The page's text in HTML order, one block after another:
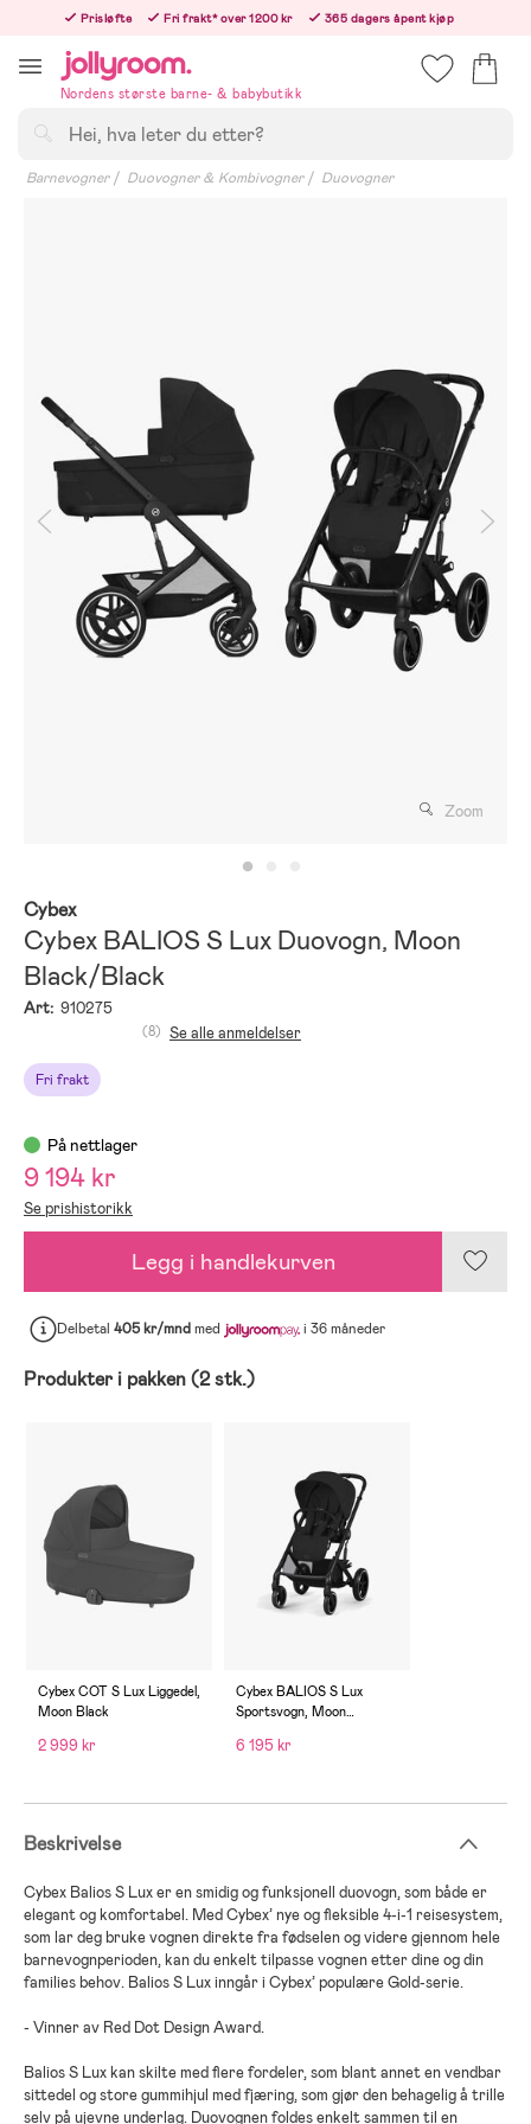
innehållet
Prisløfte Fri frakt* over 1200 kr
365 dagers åpent kjøp
Nordens største barne- & babybutikk
Barnevogner Duovogner & Kombivogner Duovogner
Zoom
Cybex
Cybex BALIOS S Lux Duovogn, Moon
Black/Black
Art: 910275
Fri frakt
(8) Se alle anmeldelser
På nettlager
9 194 kr
Se prishistorikk
Legg i handlekurven
Delbetal 405 kr/mndmed i 36 måneder
Produkter i pakken (2 stk.)
Cybex COT S Lux Liggedel,
Moon Black
2 999 kr
Cybex BALIOS S Lux
Sportsvogn, Moon
6 195 kr
Beskrivelse
Cybex Balios S Lux er en smidig og funksjonell duovogn, som både er
elegant og komfortabel. Med Cybex’ nye og fleksible 4-i-1 reisesystem,
som lar deg bruke vognen direkte fra fødselen og videre gjennom hele
barnevognperioden, kan du enkelt tilpasse vognen etter dine og din
families behov. Balios S Lux inngår i Cybex’ populære Gold-serie.
- Vinner av Red Dot Design Award.
Balios S Lux kan skilte med flere fordeler, som blant annet en vendbar
sittedel og store gummihjul med fjæring, som gjør den behagelig å trille
selv på ujevne underlag. Duovognen foldes enkelt sammen til en